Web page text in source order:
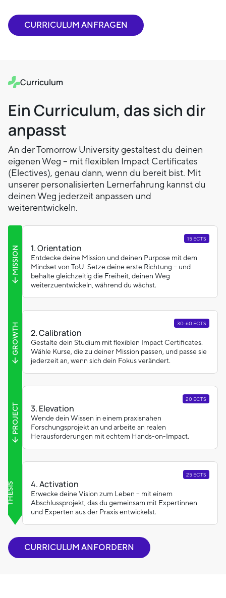
CURRICULUM ANFRAGEN
Curriculum
Ein Curriculum, das sich dir
anpasst
An der Tomorrow University gestaltest du deinen
eigenen Weg – mit flexiblen Impact Certificates
(Electives), genau dann, wenn du bereit bist. Mit
unserer personalisierten Lernerfahrung kannst du
deinen Weg jederzeit anpassen und
weiterentwickeln.
15 ECTS
1. Orientation
Entdecke deine Mission und deinen Purpose mit dem
Mindset von ToU. Setze deine erste Richtung – und
behalte gleichzeitig die Freiheit, deinen Weg
weiterzuentwickeln, während du wächst.
30-60 ECTS
2. Calibration
Gestalte dein Studium mit flexiblen Impact Certificates.
Wähle Kurse, die zu deiner Mission passen, und passe sie
jederzeit an, wenn sich dein Fokus verändert.
20 ECTS
3. Elevation
Wende dein Wissen in einem praxisnahen
Forschungsprojekt an und arbeite an realen
Herausforderungen mit echtem Hands-on-Impact.
25 ECTS
4. Activation
Erwecke deine Vision zum Leben – mit einem
Abschlussprojekt, das du gemeinsam mit Expertinnen
und Experten aus der Praxis entwickelst.
MISSION
GROWTH
PROJECT
THESIS
CURRICULUM ANFORDERN